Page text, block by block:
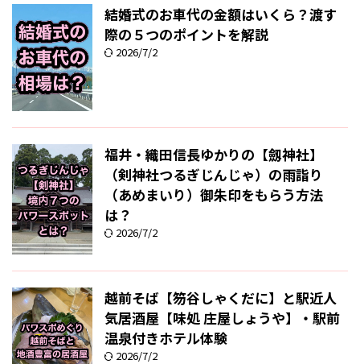
結婚式のお車代の金額はいくら？渡す
際の５つのポイントを解説
2026/7/2
福井・織田信長ゆかりの【劔神社】
（剣神社つるぎじんじゃ）の雨詣り
（あめまいり）御朱印をもらう方法
は？
2026/7/2
越前そば【笏谷しゃくだに】と駅近人
気居酒屋【味処 庄屋しょうや】・駅前
温泉付きホテル体験
2026/7/2